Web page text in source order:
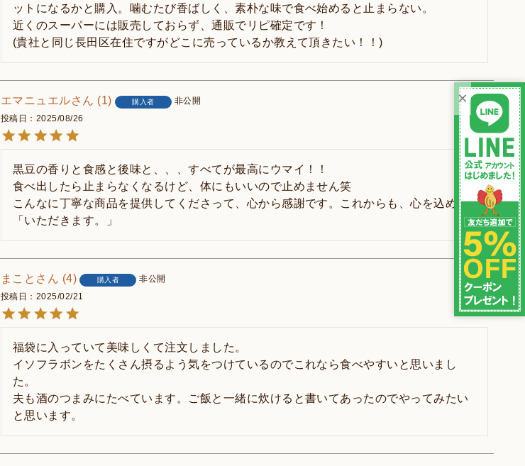
×
ットになるかと購入。噛むたび香ばしく、素朴な味で食べ始めると止まらない。
近くのスーパーには販売しておらず、通販でリピ確定です！
(貴社と同じ長田区在住ですがどこに売っているか教えて頂きたい！！)
エマニュエル 1 購入者
非公開
投稿日
2025/08/26
黒豆の香りと食感と後味と、、、すべてが最高にウマイ！！
食べ出したら止まらなくなるけど、体にもいいので止めません笑
こんなに丁寧な商品を提供してくださって、心から感謝です。これからも、心を込めて
まこと 4 購入者
非公開
投稿日
2025/02/21
福袋に入っていて美味しくて注文しました。
イソフラボンをたくさん摂るよう気をつけているのでこれなら食べやすいと思いまし
た。
夫も酒のつまみにたべています。ご飯と一緒に炊けると書いてあったのでやってみたい
と思います。